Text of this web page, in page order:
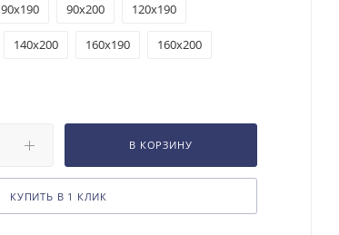
90x190 90x200 120x190
140x200 160x190 160x200
В КОРЗИНУ
КУПИТЬ В 1 КЛИК